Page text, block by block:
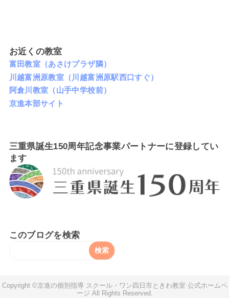
お近くの教室
富田教室（あさけプラザ隣）
川越富洲原教室（川越富洲原駅西口すぐ）
阿倉川教室（山手中学校前）
京進本部サイト
三重県誕生150周年記念事業パートナーに登録してい
ます
このブログを検索
京進の個別指導 スクール・ワン四日市ときわ教室 公式ホームペ
ージ